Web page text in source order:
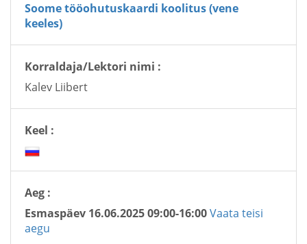
Soome tööohutuskaardi koolitus (vene
keeles)
Korraldaja/Lektori nimi :
Kalev Liibert
Keel :
Aeg :
Esmaspäev 16.06.2025 09:00-16:00Vaata teisi
aegu